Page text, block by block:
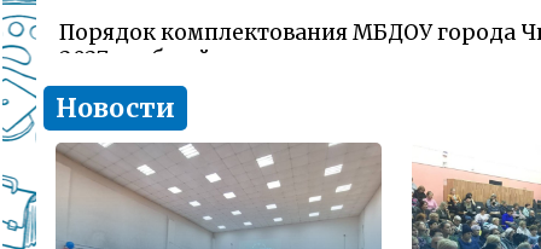
Порядок комплектования МБДОУ города
2027 учебный год
Подробнее...
Комитет образования Читы напоминает о
заявлений об участии в ГИА-11 (ЕГЭ)
Подробнее...
Новости